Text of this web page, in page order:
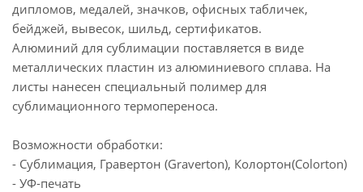
дипломов, медалей, значков, офисных табличек,
бейджей, вывесок, шильд, сертификатов.
Алюминий для сублимации поставляется в виде
металлических пластин из алюминиевого сплава. На
листы нанесен специальный полимер для
сублимационного термопереноса.
Возможности обработки:
- Сублимация, Гравертон (Graverton), Колортон(Colorton)
- УФ-печать